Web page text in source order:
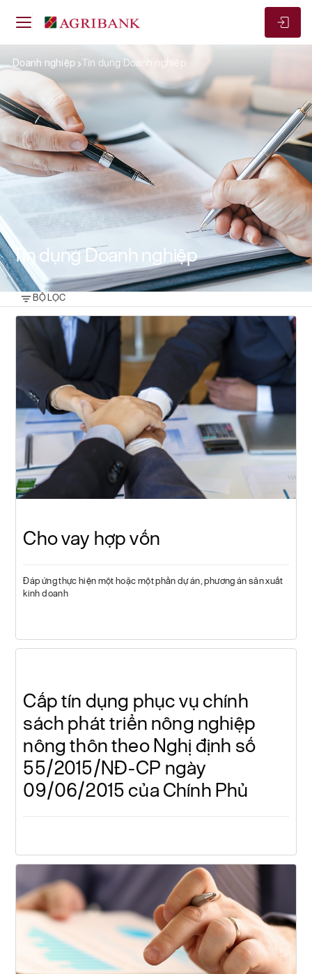
Doanh nghiệp Tín dụng Doanh nghiệp
Tín dụng Doanh nghiệp
BỘ LỌC
Cho vay hợp vốn
Đáp ứng thực hiện một hoặc một phần dự án, phương án sản xuất
kinh doanh
Cấp tín dụng phục vụ chính
sách phát triển nông nghiệp
nông thôn theo Nghị định số
55/2015/NĐ-CP ngày
09/06/2015 của Chính Phủ